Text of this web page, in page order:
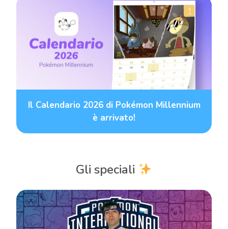
Il Calendario 2026 di Pokémon Millennium
è arrivato!
Gli speciali